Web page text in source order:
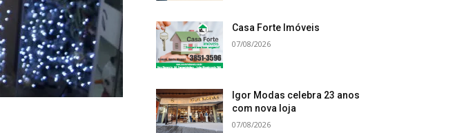
Casa Forte Imóveis
07/08/2026
Igor Modas celebra 23 anos
com nova loja
07/08/2026